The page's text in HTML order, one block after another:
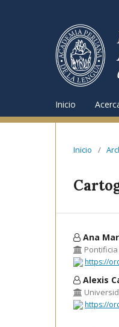
Inicio
Inicio /
Ana
https://
Alexis
https://